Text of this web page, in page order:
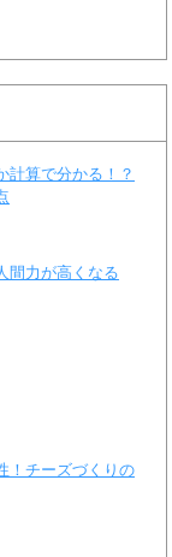
計算で分かる！？
間力が高くなる
！チーズづくりの